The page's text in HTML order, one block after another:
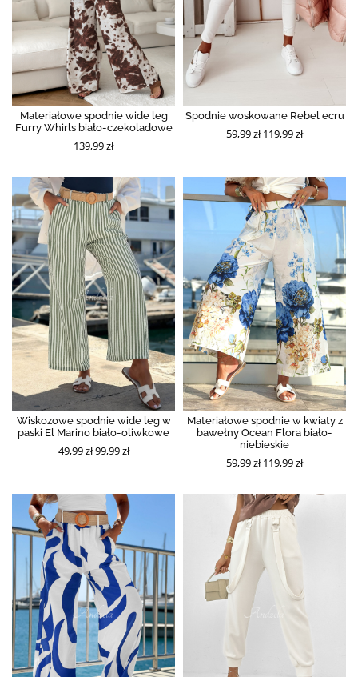
Materiałowe spodnie wide leg
Furry Whirls biało-czekoladowe
139,99 zł
Spodnie woskowane Rebel ecru
59,99 zł119,99 zł
Wiskozowe spodnie wide leg w
paski El Marino biało-oliwkowe
49,99 zł99,99 zł
Materiałowe spodnie w kwiaty z
bawełny Ocean Flora biało-
niebieskie
59,99 zł119,99 zł